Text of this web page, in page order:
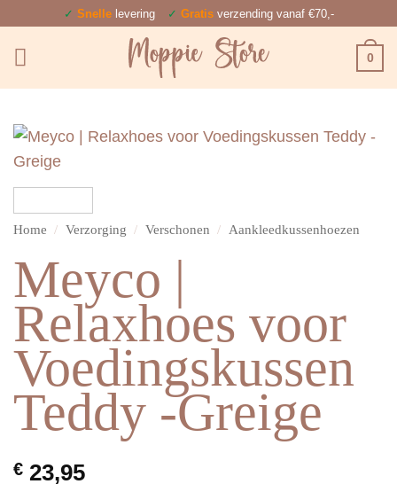
inhoud
✓ Snellelevering ✓ Gratisverzending vanaf €70,-
0
Home / Verzorging / Verschonen / Aankleedkussenhoezen
Meyco |
Relaxhoes voor
Voedingskussen
Teddy -Greige
€ 23,95